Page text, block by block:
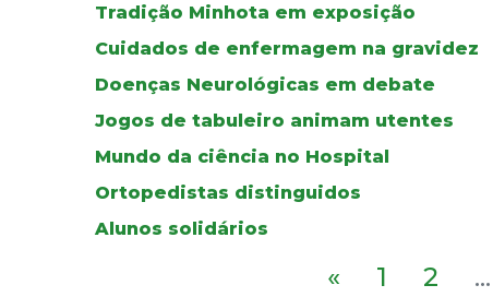
Tradição Minhota em exposição
Cuidados de enfermagem na gravidez
Doenças Neurológicas em debate
Jogos de tabuleiro animam utentes
Mundo da ciência no Hospital
Ortopedistas distinguidos
Alunos solidários
« 1 2 ...